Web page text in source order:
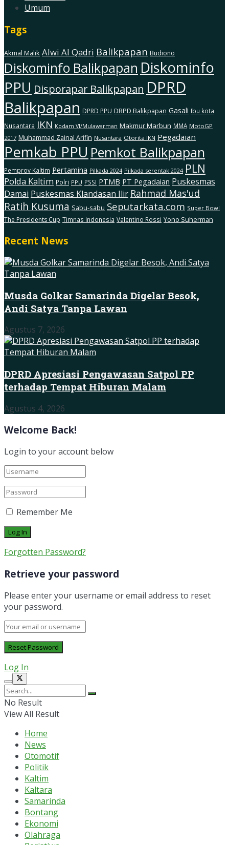
Umum
Tags
Akmal Malik Alwi Al Qadri Balikpapan Budiono
Diskominfo Balikpapan Diskominfo
PPU Disporapar Balikpapan DPRD
Balikpapan DPRD PPU DRPD Balikpapan Gasali Ibu kota
Nusantara IKN Kodam Vl/Mulawarman Makmur Marbun MMA MotoGP
2017 Muhammad Zainal Arifin Nusantara Otorita IKN Pegadaian
Pemkab PPU Pemkot Balikpapan
Pemprov Kaltim Pertamina Pilkada 2024 Pilkada serentak 2024 PLN
Polda Kaltim Polri PPU PSSI PTMB PT Pegadaian Puskesmas
Damai Puskesmas Klandasan Ilir Rahmad Mas'ud
Ratih Kusuma Sabu-sabu Seputarkata.com Super Bowl
The Presidents Cup Timnas Indonesia Valentino Rossi Yono Suherman
Recent News
Musda Golkar Samarinda Digelar Besok,
Andi Satya Tanpa Lawan
Agustus 7, 2026
DPRD Apresiasi Pengawasan Satpol PP
terhadap Tempat Hiburan Malam
Agustus 4, 2026
Welcome Back!
Login to your account below
Remember Me
Forgotten Password?
Retrieve your password
Please enter your username or email address to reset
your password.
Log In
No Result
View All Result
Home
News
Otomotif
Politik
Kaltim
Kaltara
Samarinda
Bontang
Ekonomi
Olahraga